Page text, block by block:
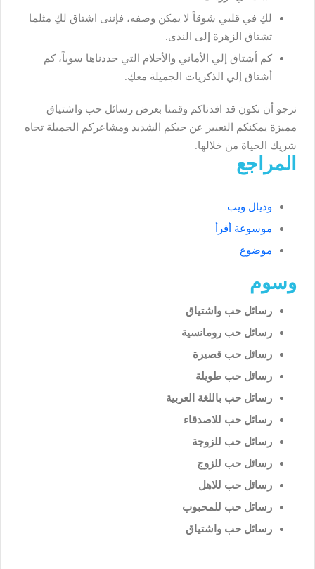
لكِ في قلبي شوقاً لا يمكن وصفه، فإننى اشتاق لكِ مثلما
تشتاق الزهرة إلى الندى.
كم أشتاق إلي الأماني والأحلام التي حددناها سوياً، كم
أشتاق إلي الذكريات الجميلة معكِ.
نرجو أن نكون قد افدناكم وقمنا بعرض رسائل حب واشتياق
مميزة يمكنكم التعبير عن حبكم الشديد ومشاعركم الجميلة تجاه
شريك الحياة من خلالها.
المراجع
وديال ويب
موسوعة أقرأ
موضوع
وسوم
رسائل حب واشتياق
رسائل حب رومانسية
رسائل حب قصيرة
رسائل حب طويلة
رسائل حب باللغة العربية
رسائل حب للاصدقاء
رسائل حب للزوجة
رسائل حب للزوج
رسائل حب للاهل
رسائل حب للمحبوب
رسائل حب واشتياق